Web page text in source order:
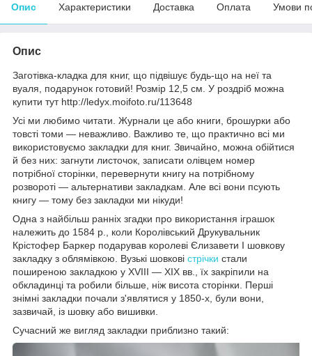
Опис Характеристики Доставка Оплата Умови
Опис
Заготівка-кладка для книг, що підвішує будь-що на неї та
вуаля, подарунок готовий! Розмір 12,5 см. У роздріб можна
купити тут http://ledyx.moifoto.ru/113648
Усі ми любимо читати. Журнали це або книги, брошурки або
товсті томи — неважливо. Важливо те, що практично всі ми
використовуємо закладки для книг. Звичайно, можна обійтися
й без них: загнути листочок, записати олівцем номер
потрібної сторінки, перевернути книгу на потрібному
розвороті — альтернативи закладкам. Але всі вони псують
книгу — тому без закладки ми нікуди!
Одна з найбільш ранніх згадки про використання іграшок
належить до 1584 р., коли Королівський Друкувальник
Крістофер Баркер подарував королеві Єлизавети I шовкову
закладку з облямівкою. Вузькі шовкові стрічки стали
поширеною закладкою у XVIII — XIX вв., їх закріпили на
обкладинці та робили більше, ніж висота сторінки. Перші
знімні закладки почали з'являтися у 1850-х, були вони,
зазвичай, із шовку або вишивки.
Сучасний же вигляд закладки приблизно такий: